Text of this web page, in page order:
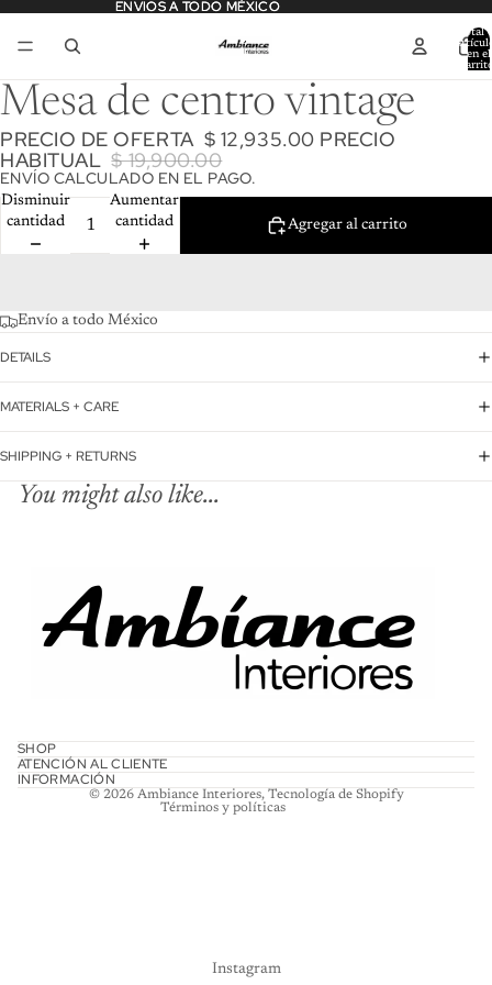
ENVIOS A TODO MÉXICO
ENVIOS A TODO MÉXICO
Total
en el
Mesa de centro vintage
PRECIO DE OFERTA $ 12,935.00 PRECIO
HABITUAL $ 19,900.00
ENVÍO CALCULADO EN EL PAGO.
Disminuir
cantidad
Aumentar
cantidad
Agregar al carrito
Envío a todo México
DETAILS
MATERIALS + CARE
SHIPPING + RETURNS
You might also like...
SHOP
ATENCIÓN AL CLIENTE
INFORMACIÓN
© 2026 Ambiance Interiores, Tecnología de Shopify
Términos y políticas
Política de envío
Instagram